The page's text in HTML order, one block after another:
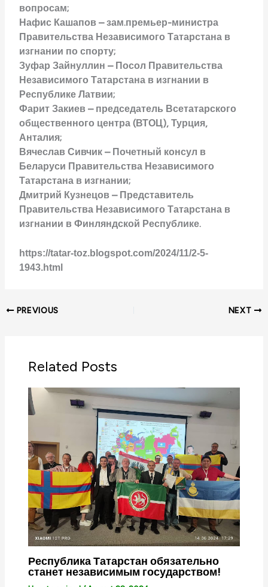
вопросам;
Нафис Кашапов – зам.премьер-министра
Правительства Независимого Татарстана в
изгнании по спорту;
Зуфар Зайнуллин – Посол Правительства
Независимого Татарстана в изгнании в
Республике Латвии;
Фарит Закиев – председатель Всетатарского
общественного центра (ВТОЦ), Турция,
Анталия;
Вячеслав Сивчик – Почетный консул в
Беларуси Правительства Независимого
Татарстана в изгнании;
Дмитрий Кузнецов – Представитель
Правительства Независимого Татарстана в
изгнании в Финляндской Республике.
https://tatar-toz.blogspot.com/2024/11/2-5-
1943.html
PREVIOUS NEXT
Related Posts
Республика Татарстан обязательно
станет независимым государством!